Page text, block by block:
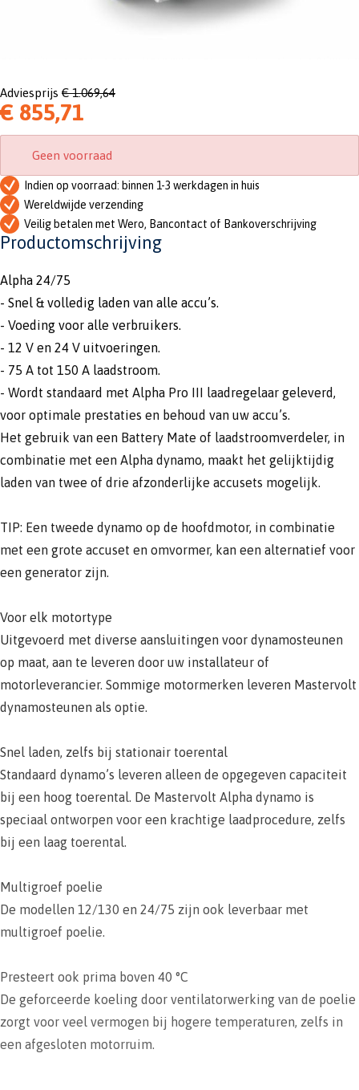
Adviesprijs € 1.069,64
€ 855,71
Geen voorraad
Indien op voorraad: binnen 1-3 werkdagen in huis
Wereldwijde verzending
Veilig betalen met Wero, Bancontact of Bankoverschrijving
Productomschrijving
Alpha 24/75
- Snel & volledig laden van alle accu’s.
- Voeding voor alle verbruikers.
- 12 V en 24 V uitvoeringen.
- 75 A tot 150 A laadstroom.
- Wordt standaard met Alpha Pro III laadregelaar geleverd,
voor optimale prestaties en behoud van uw accu’s.
Het gebruik van een Battery Mate of laadstroomverdeler, in
combinatie met een Alpha dynamo, maakt het gelijktijdig
laden van twee of drie afzonderlijke accusets mogelijk.
TIP: Een tweede dynamo op de hoofdmotor, in combinatie
met een grote accuset en omvormer, kan een alternatief voor
een generator zijn.
Voor elk motortype
Uitgevoerd met diverse aansluitingen voor dynamosteunen
op maat, aan te leveren door uw installateur of
motorleverancier. Sommige motormerken leveren Mastervolt
dynamosteunen als optie.
Snel laden, zelfs bij stationair toerental
Standaard dynamo’s leveren alleen de opgegeven capaciteit
bij een hoog toerental. De Mastervolt Alpha dynamo is
speciaal ontworpen voor een krachtige laadprocedure, zelfs
bij een laag toerental.
Multigroef poelie
De modellen 12/130 en 24/75 zijn ook leverbaar met
multigroef poelie.
Presteert ook prima boven 40 °C
De geforceerde koeling door ventilatorwerking van de poelie
zorgt voor veel vermogen bij hogere temperaturen, zelfs in
een afgesloten motorruim.